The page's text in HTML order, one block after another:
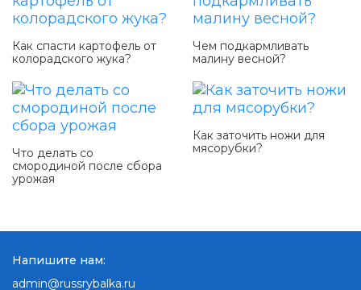
Как спасти картофель от
колорадского жука?
Чем подкармливать
малину весной?
Что делать со
смородиной после сбора
урожая
Как заточить ножи для
мясорубки?
Напишите нам:
admin@russrybalka.ru